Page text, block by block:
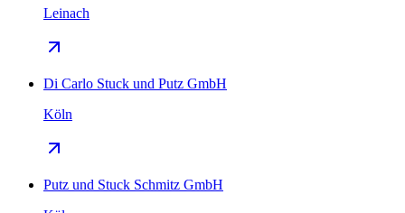
Leinach
Di Carlo Stuck und Putz GmbH
Köln
Putz und Stuck Schmitz GmbH